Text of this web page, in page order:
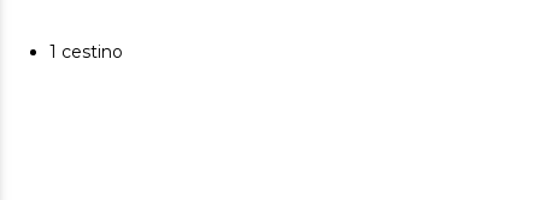
1 cestino